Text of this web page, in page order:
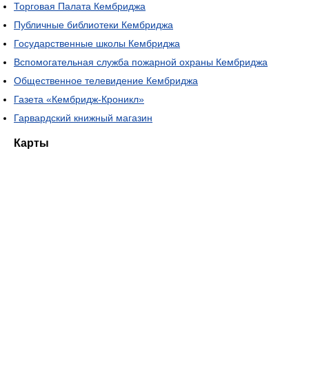
Торговая Палата Кембриджа
Публичные библиотеки Кембриджа
Государственные школы Кембриджа
Вспомогательная служба пожарной охраны Кембриджа
Общественное телевидение Кембриджа
Газета «Кембридж-Кроникл»
Гарвардский книжный магазин
Карты